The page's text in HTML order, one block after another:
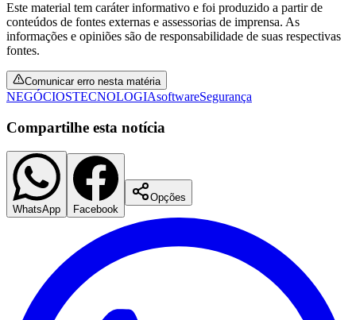
São Paulo
Este material tem caráter informativo e foi produzido a partir de
conteúdos de fontes externas e assessorias de imprensa. As
informações e opiniões são de responsabilidade de suas respectivas
fontes.
Comunicar erro nesta matéria
NEGÓCIOSTECNOLOGIAsoftwareSegurança
Compartilhe esta notícia
WhatsApp Facebook
Opções